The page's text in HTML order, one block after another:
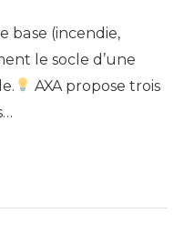
base (incendie,
le socle d’une
AXA propose trois